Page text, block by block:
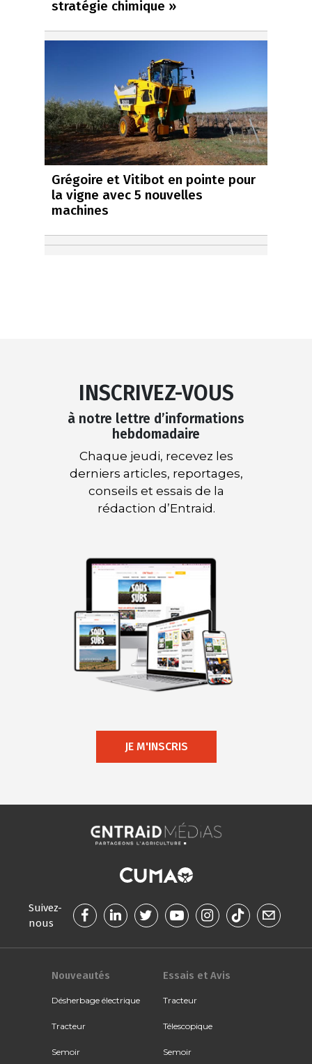
stratégie chimique »
Grégoire et Vitibot en pointe pour
la vigne avec 5 nouvelles
machines
INSCRIVEZ-VOUS
à notre lettre d’informations
hebdomadaire
Chaque jeudi, recevez les
derniers articles, reportages,
conseils et essais de la
rédaction d’Entraid.
JE M'INSCRIS
Suivez-
nous
Nouveautés
Désherbage électrique
Tracteur
Semoir
Essais et Avis
Tracteur
Télescopique
Semoir